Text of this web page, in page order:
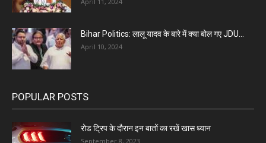
Bihar Politics: लालू यादव के बारे में क्या बोल गए JDU...
April 10, 2024
POPULAR POSTS
रोड ट्रिप के दौरान इन बातों का रखें खास ध्यान
September 8, 2023